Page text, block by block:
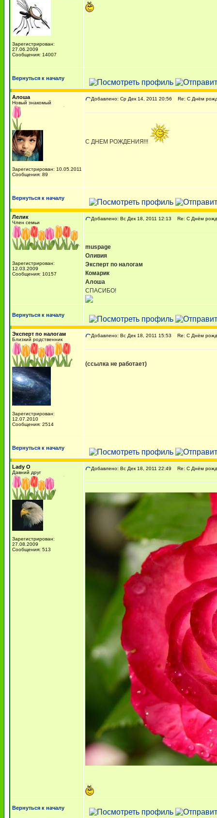
Зарегистрирован:
27.06.2009
Сообщения: 14007
Вернуться к началу
Алоша
Новый знакомый
Зарегистрирован: 10.05.2011
Сообщения: 89
Добавлено: Ср Дек 14, 2011 20:56 Re: С Днём
С ДНЕМ РОЖДЕНИЯ!!!
Вернуться к началу
Лелик
Член семьи
Зарегистрирован:
12.03.2009
Сообщения: 10157
Добавлено: Вс Дек 18, 2011 12:13 Re: С Днём
muspage
Оливия
Эксперт по налогам
Комарик
Алоша
СПАСИБО!
Вернуться к началу
Эксперт по налогам
Близкий родственник
Зарегистрирован:
12.07.2010
Сообщения: 2514
Добавлено: Вс Дек 18, 2011 15:53 Re: С Днём
(ссылка не работает)
Вернуться к началу
Lady O
Давний друг
Зарегистрирован:
27.08.2009
Сообщения: 513
Добавлено: Вс Дек 18, 2011 22:49 Re: С Днём
Вернуться к началу